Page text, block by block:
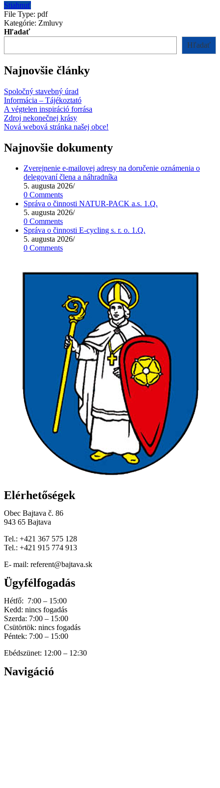
Stiahnuť
File Type: pdf
Kategórie: Zmluvy
Hľadať
Hľadať
Najnovšie články
Spoločný stavebný úrad
Informácia – Tájékoztató
A végtelen inspiráció forrása
Zdroj nekonečnej krásy
Nová webová stránka našej obce!
Najnovšie dokumenty
Zverejnenie e-mailovej adresy na doručenie oznámenia o
delegovaní člena a náhradníka
5. augusta 2026/
0 Comments
Správa o činnosti NATUR-PACK a.s. 1.Q.
5. augusta 2026/
0 Comments
Správa o činnosti E-cycling s. r. o. 1.Q.
5. augusta 2026/
0 Comments
Elérhetőségek
Obec Bajtava č. 86
943 65 Bajtava
Tel.: +421 367 575 128
Tel.: +421 915 774 913
E- mail: referent@bajtava.sk
Ügyfélfogadás
Hétfő: 7:00 – 15:00
Kedd: nincs fogadás
Szerda: 7:00 – 15:00
Csütörtök: nincs fogadás
Péntek: 7:00 – 15:00
Ebédszünet: 12:00 – 12:30
Navigáció